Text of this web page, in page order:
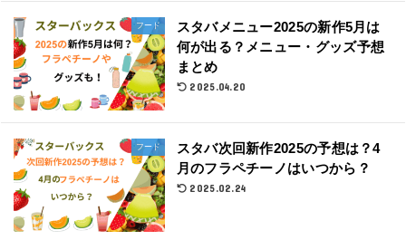
フード
スタバメニュー2025の新作5月は
何が出る？メニュー・グッズ予想
まとめ
2025.04.20
フード
スタバ次回新作2025の予想は？4
月のフラペチーノはいつから？
2025.02.24